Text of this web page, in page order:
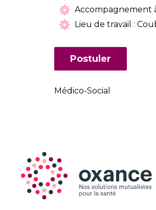
Accompagnement
Lieu de travail :
Postuler
Médico-Social